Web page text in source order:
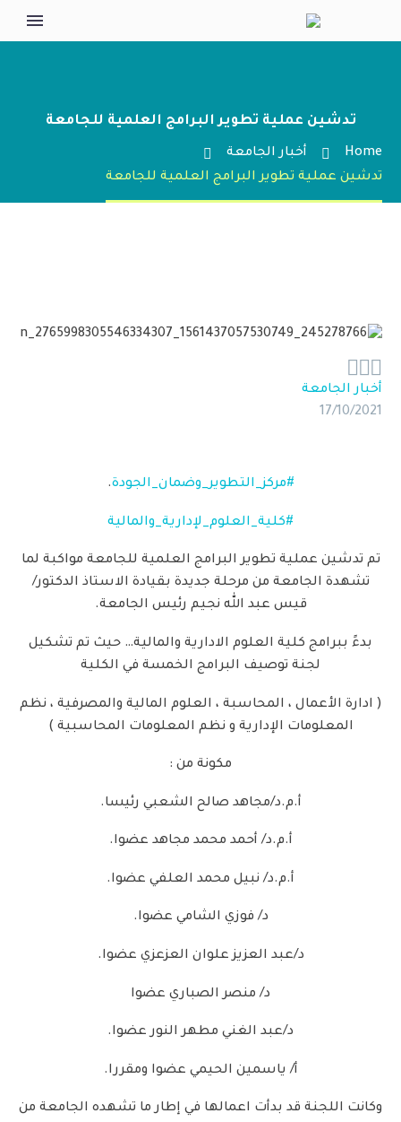
تدشين عملية تطوير البرامج العلمية للجامعة
Home
أخبار الجامعة
تدشين عملية تطوير البرامج العلمية للجامعة

أخبار الجامعة
17/10/2021
#مركز_التطوير_وضمان_الجودة.
#كلية_العلوم_لإدارية_والمالية
تم تدشين عملية تطوير البرامج العلمية للجامعة مواكبة لما
تشهدة الجامعة من مرحلة جديدة بقيادة الاستاذ الدكتور/
قيس عبد الله نجيم رئيس الجامعة.
بدءً ببرامج كلية العلوم الادارية والمالية… حيث تم تشكيل
لجنة توصيف البرامج الخمسة في الكلية
( ادارة الأعمال ، المحاسبة ، العلوم المالية والمصرفية ، نظم
المعلومات الإدارية و نظم المعلومات المحاسبية )
مكونة من :
أ.م.د/مجاهد صالح الشعبي رئيسا.
أ.م.د/ أحمد محمد مجاهد عضوا.
أ.م.د/ نبيل محمد العلفي عضوا.
د/ فوزي الشامي عضوا.
د/عبد العزيز علوان العزعزي عضوا.
د/ منصر الصباري عضوا
د/عبد الغني مطهر النور عضوا.
أ/ ياسمين الحيمي عضوا ومقررا.
وكانت اللجنة قد بدأت اعمالها في إطار ما تشهده الجامعة من